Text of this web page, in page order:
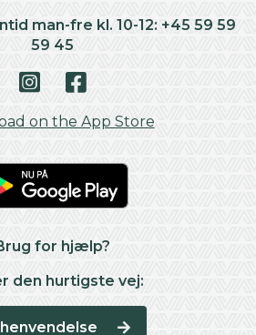
man-fre kl. 10-12: +45 59 59
59 45
for hjælp?
den hurtigste vej: